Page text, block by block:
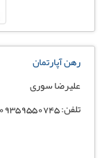
رهن آپارتمان
علیرضا سوری
تلفن: 09359550745